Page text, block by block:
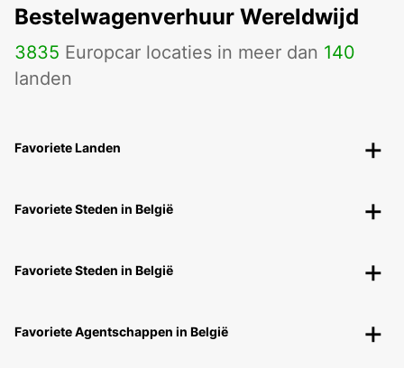
Bestelwagenverhuur Wereldwijd
3835 Europcar locaties in meer dan 140
landen
Favoriete Landen
Favoriete Steden in België
Favoriete Steden in België
Favoriete Agentschappen in België